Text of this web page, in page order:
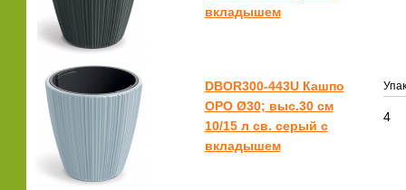
вкладышем
DBOR300-443U Кашпо
ОРО Ø30; выс.30 см
10/15 л св. серый с
вкладышем
4